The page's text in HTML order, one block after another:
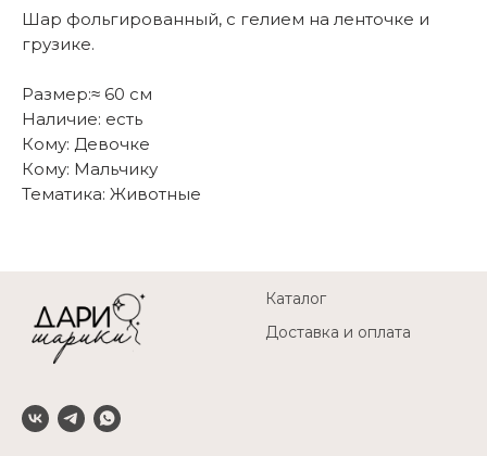
Шар фольгированный, с гелием на ленточке и
грузике.
Размер:≈ 60 см
Наличие: есть
Кому: Девочке
Кому: Мальчику
Тематика: Животные
Каталог
Доставка и оплата